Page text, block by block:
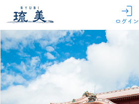
ログイン